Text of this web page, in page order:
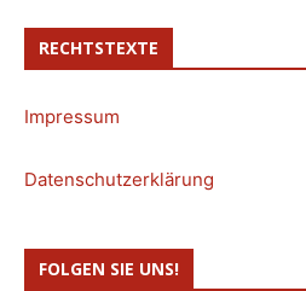
RECHTSTEXTE
Impressum
Datenschutzerklärung
FOLGEN SIE UNS!